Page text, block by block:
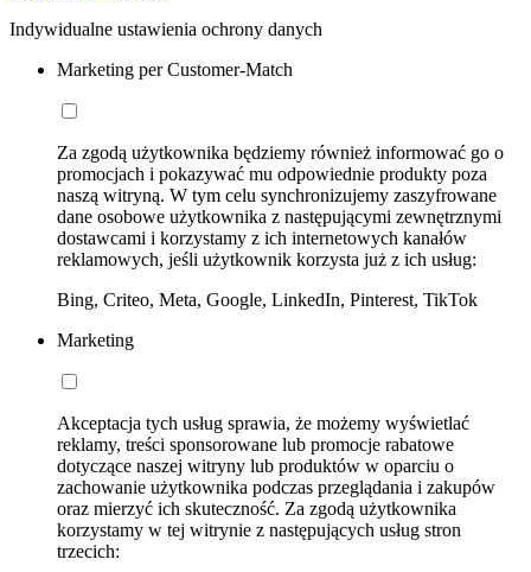
Indywidualne ustawienia ochrony danych
Marketing per Customer-Match
Za zgodą użytkownika będziemy również informować go o
promocjach i pokazywać mu odpowiednie produkty poza
naszą witryną. W tym celu synchronizujemy zaszyfrowane
dane osobowe użytkownika z następującymi zewnętrznymi
dostawcami i korzystamy z ich internetowych kanałów
reklamowych, jeśli użytkownik korzysta już z ich usług:
Bing, Criteo, Meta, Google, LinkedIn, Pinterest, TikTok
Marketing
Akceptacja tych usług sprawia, że możemy wyświetlać
reklamy, treści sponsorowane lub promocje rabatowe
dotyczące naszej witryny lub produktów w oparciu o
zachowanie użytkownika podczas przeglądania i zakupów
oraz mierzyć ich skuteczność. Za zgodą użytkownika
korzystamy w tej witrynie z następujących usług stron
trzecich: